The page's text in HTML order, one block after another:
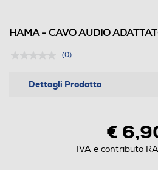
HAMA - CAVO AUDIO
(0)
Dettagli Prodotto
€
IVA e contributo